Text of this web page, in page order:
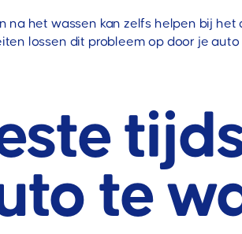
het wassen kan zelfs helpen bij
lossen dit probleem op door je
te